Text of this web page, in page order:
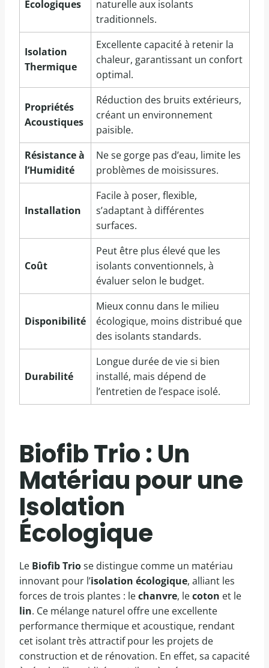
Écologiques
naturelle aux isolants
traditionnels.
Isolation
Thermique
Excellente capacité à retenir la
chaleur, garantissant un confort
optimal.
Propriétés
Acoustiques
Réduction des bruits extérieurs,
créant un environnement
paisible.
Résistance à
l’Humidité
Ne se gorge pas d’eau, limite les
problèmes de moisissures.
Installation
Facile à poser, flexible,
s’adaptant à différentes
surfaces.
Coût
Peut être plus élevé que les
isolants conventionnels, à
évaluer selon le budget.
Disponibilité
Mieux connu dans le milieu
écologique, moins distribué que
des isolants standards.
Durabilité
Longue durée de vie si bien
installé, mais dépend de
l’entretien de l’espace isolé.
Biofib Trio : Un
Matériau pour une
Isolation
Écologique
Le Biofib Triose distingue comme un matériau
innovant pour l’isolation écologique, alliant les
forces de trois plantes : lechanvre, lecoton et le
lin. Ce mélange naturel offre une excellente
performance thermique et acoustique, rendant
cet isolant très attractif pour les projets de
construction et de rénovation. En effet, sa capacité